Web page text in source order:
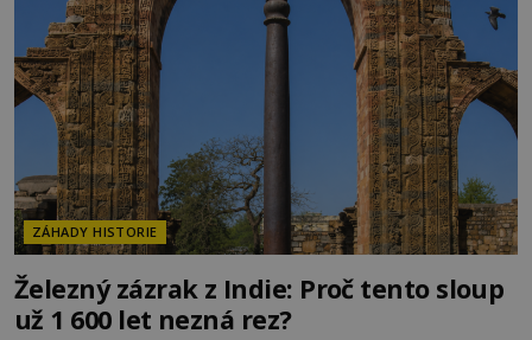
o skutečné historické události. Ve středověké
Evropě mají relikvie mimořádnou hodnotu. Nejsou
jen předmětem úcty
ZÁHADY HISTORIE
Železný zázrak z Indie: Proč tento sloup
už 1 600 let nezná rez?